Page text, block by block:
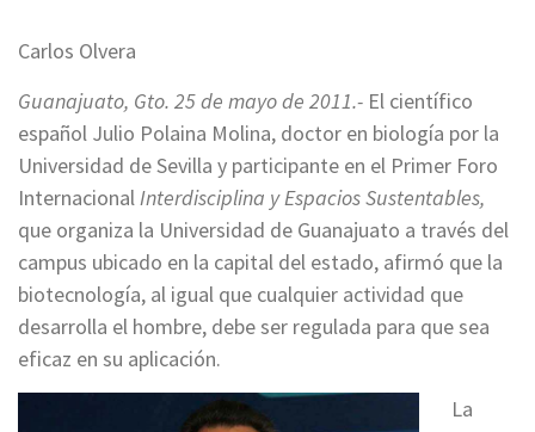
Carlos Olvera
Guanajuato, Gto. 25 de mayo de 2011.- El científico
español Julio Polaina Molina, doctor en biología por la
Universidad de Sevilla y participante en el Primer Foro
InternacionalInterdisciplina y Espacios Sustentables,
que organiza la Universidad de Guanajuato a través del
campus ubicado en la capital del estado, afirmó que la
biotecnología, al igual que cualquier actividad que
desarrolla el hombre, debe ser regulada para que sea
eficaz en su aplicación.
La